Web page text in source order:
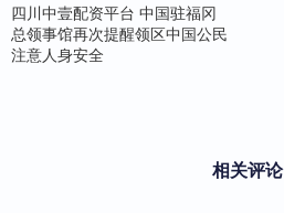
四川中壹配资平台 中国驻福冈
总领事馆再次提醒领区中国公民
注意人身安全
相关评论